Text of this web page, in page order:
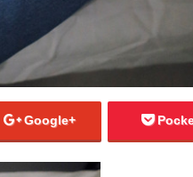
Google+